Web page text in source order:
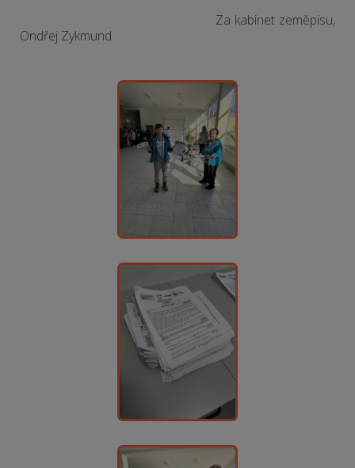
Za kabinet zeměpisu,
Ondřej Zykmund